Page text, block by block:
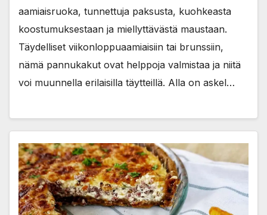
aamiaisruoka, tunnettuja paksusta, kuohkeasta
koostumuksestaan ja miellyttävästä maustaan.
Täydelliset viikonloppuaamiaisiin tai brunssiin,
nämä pannukakut ovat helppoja valmistaa ja niitä
voi muunnella erilaisilla täytteillä. Alla on askel…